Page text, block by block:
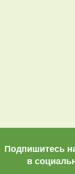
Подпишитесь
в